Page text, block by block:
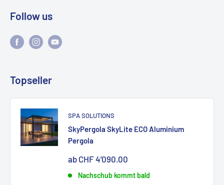
Follow us
Topseller
SPA SOLUTIONS
SkyPergola SkyLite ECO Aluminium
Pergola
Sonderpreis
ab CHF 4'090.00
Nachschub kommt bald